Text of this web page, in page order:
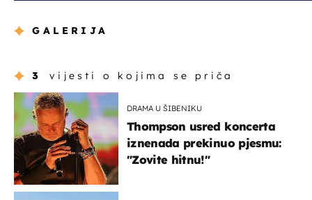
GALERIJA
3 vijesti o kojima se priča
DRAMA U ŠIBENIKU
Thompson usred koncerta
iznenada prekinuo pjesmu:
"Zovite hitnu!"